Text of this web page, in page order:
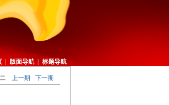
版面导航 标题导航
上一期 下一期